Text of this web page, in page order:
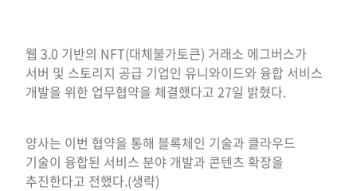
웹 3.0 기반의 NFT(대체불가토큰) 거래소 에그버스가
서버 및 스토리지 공급 기업인 유니와이드와 융합 서비스
개발을 위한 업무협약을 체결했다고 27일 밝혔다.
양사는 이번 협약을 통해 블록체인 기술과 클라우드
기술이 융합된 서비스 분야 개발과 콘텐츠 확장을
추진한다고 전했다.(생략)